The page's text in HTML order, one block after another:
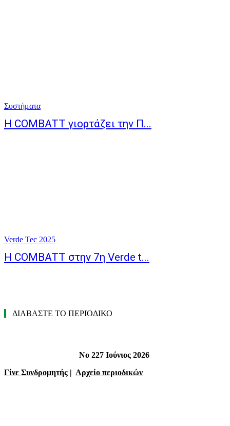
Συστήματα
Η COMBATT γιορτάζει την Π...
Verde Tec 2025
Η COMBATT στην 7η Verde t...
ΔΙΑΒΑΣΤΕ ΤΟ ΠΕΡΙΟΔΙΚΟ
Νο 227 Ιούνιος 2026
Γίνε Συνδρομητής | Αρχείο περιοδικών